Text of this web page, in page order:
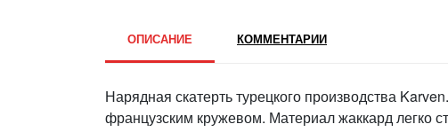
ОПИСАНИЕ КОММЕНТАРИИ
Нарядная скатерть турецкого производства
французским кружевом. Материал жаккард легко